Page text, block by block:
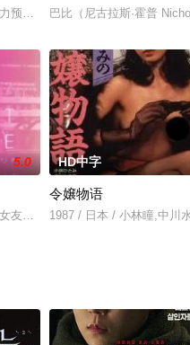
预备毕业考试，岂料在重重压力
巴比（尼古拉斯·霍普
德与城市的强权者们斗争着，他
5.0
友——他们通过网络认识，但从
HD中字
令嬢物语
1987 / 日本 / 小林瞳,中川